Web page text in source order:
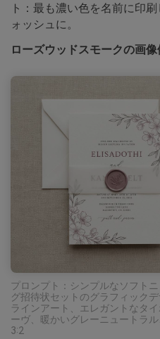
ト：最も濃い色を名前に印
ォッシュに。
ローズウッドスモークの画
プロンプト：シンプルなソフト
グ招待状セットのグラフィック
ラインアート、エレガントなタ
ーヴ、暖かいグレーニュートラ
3:2